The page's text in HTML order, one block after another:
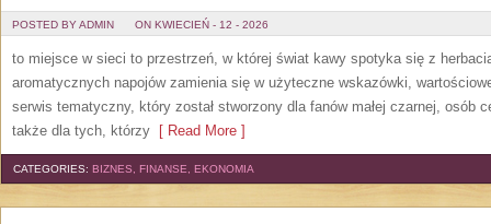
POSTED BY ADMIN ON KWIECIEŃ - 12 - 2026
to miejsce w sieci to przestrzeń, w której świat kawy spotyka się z
aromatycznych napojów zamienia się w użyteczne wskazówki,
serwis tematyczny, który został stworzony dla fanów małej czarnej, osób
także dla tych, którzy [ Read More ]
CATEGORIES: BIZNES, FINANSE, EKONOMIA